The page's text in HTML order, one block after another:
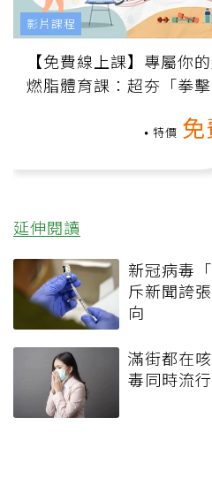
【免費線上課】專屬你
燃脂體育課：超夯「拳
特價 免
影片課程
延伸閱讀
新冠病毒
斥新聞誇
向
滿街都在
毒同時流